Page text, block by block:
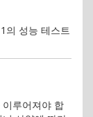
의 성능 테스트
루어져야 합